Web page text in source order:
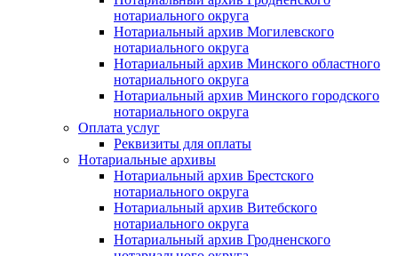
нотариального округа
Нотариальный архив Могилевского
нотариального округа
Нотариальный архив Минского областного
нотариального округа
Нотариальный архив Минского городского
нотариального округа
Оплата услуг
Реквизиты для оплаты
Нотариальные архивы
Нотариальный архив Брестского
нотариального округа
Нотариальный архив Витебского
нотариального округа
Нотариальный архив Гродненского